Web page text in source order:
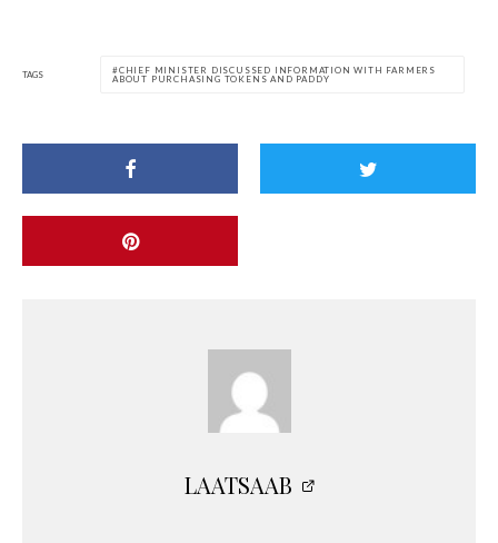
TAGS
CHIEF MINISTER DISCUSSED INFORMATION WITH FARMERS
ABOUT PURCHASING TOKENS AND PADDY
LAATSAAB